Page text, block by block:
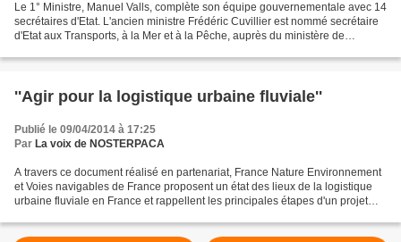
Le 1° Ministre, Manuel Valls, complète son équipe gouvernementale avec 14
secrétaires d'Etat. L'ancien ministre Frédéric Cuvillier est nommé secrétaire
d'Etat aux Transports, à la Mer et à la Pêche, auprès du ministère de
''Agir pour la logistique urbaine fluviale''
Publié le 09/04/2014 à 17:25
Par La voix de NOSTERPACA
A travers ce document réalisé en partenariat, France Nature Environnement
et Voies navigables de France proposent un état des lieux de la logistique
urbaine fluviale en France et rappellent les principales étapes d'un projet